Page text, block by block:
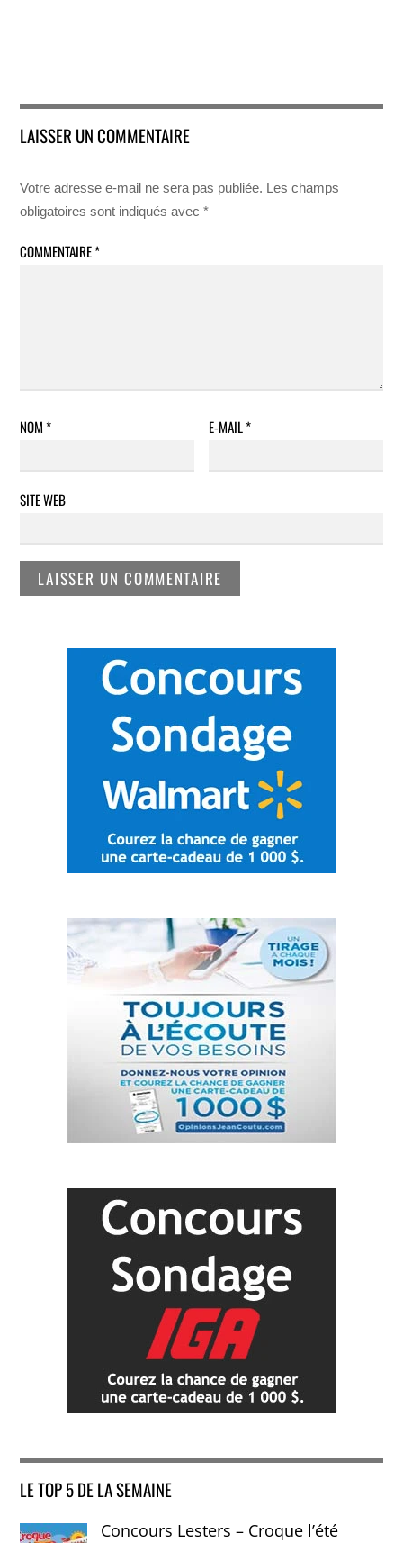
LAISSER UN COMMENTAIRE
Votre adresse e-mail ne sera pas publiée. Les champs
obligatoires sont indiqués avec*
COMMENTAIRE*
NOM* E-MAIL*
SITE WEB
LE TOP 5 DE LA SEMAINE
Concours Lesters – Croque l’été